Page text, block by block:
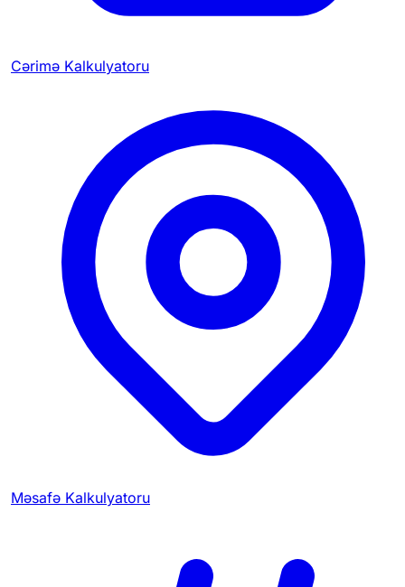
Cərimə Kalkulyatoru
Məsafə Kalkulyatoru